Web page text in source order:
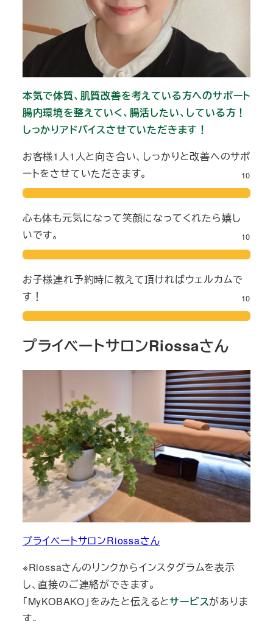
本気で体質、肌質改善を考えている方へのサポート
腸内環境を整えていく、腸活したい、している方！
しっかりアドバイスさせていただきます！
お客様1人1人と向き合い、しっかりと改善へのサポ
ートをさせていただきます。
10
心も体も元気になって笑顔になってくれたら嬉し
いです。
10
お子様連れ予約時に教えて頂ければウェルカムで
す！
10
プライベートサロンRiossaさん
プライベートサロンRiossaさん
※Riossaさんのリンクからインスタグラムを表示
し、直接のご連絡ができます。
「MyKOBAKO」をみたと伝えるとサービスがありま
す。